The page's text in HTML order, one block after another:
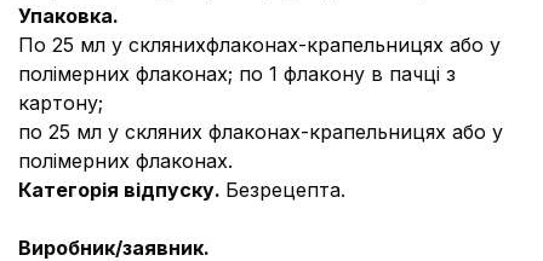
Упаковка.
По 25 мл у склянихфлаконах-крапельницях або у
полімерних флаконах; по 1 флакону в пачці з
картону;
по 25 мл у скляних флаконах-крапельницях або у
полімерних флаконах.
Категорія відпуску. Безрецепта.
Виробник/заявник.